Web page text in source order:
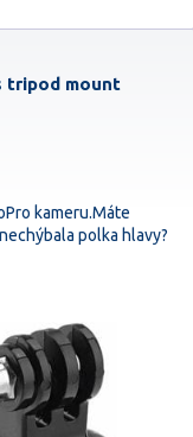
tripod mount
kameru.Máte
polka hlavy?